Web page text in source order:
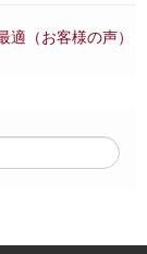
（お客様の声）